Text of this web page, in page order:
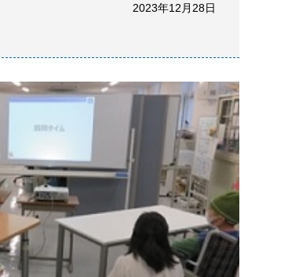
2023年12月28日